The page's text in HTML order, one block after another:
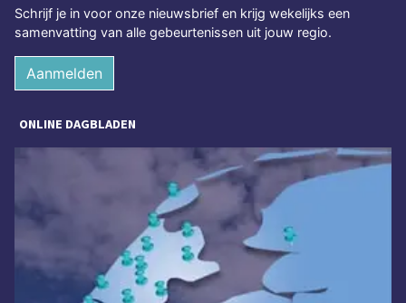
Schrijf je in voor onze nieuwsbrief en krijg wekelijks een
samenvatting van alle gebeurtenissen uit jouw regio.
Aanmelden
ONLINE DAGBLADEN